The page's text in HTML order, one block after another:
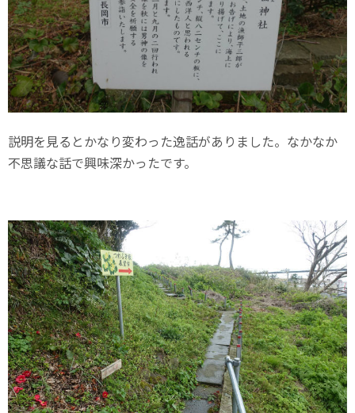
説明を見るとかなり変わった逸話がありました。なかなか
不思議な話で興味深かったです。